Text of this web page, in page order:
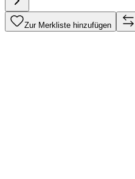
Zur Merkliste hinzufügen